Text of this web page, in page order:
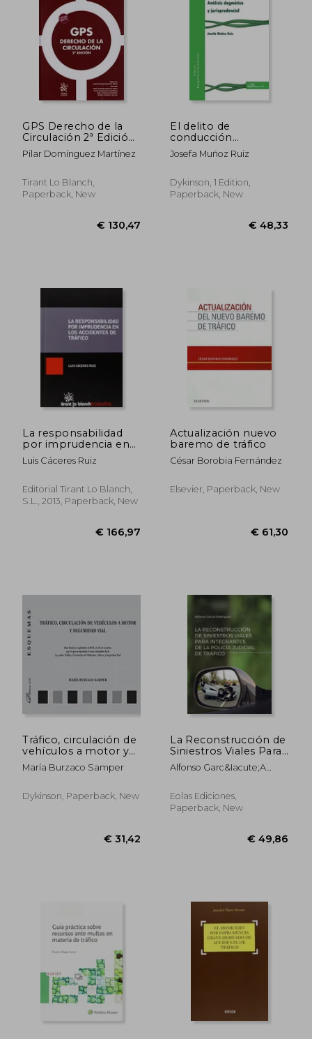
€ 62,97
GPS Derecho de la
Circulación 2ª Edición
2018
Pilar Domínguez Martínez
Tirant Lo Blanch,
Paperback, New
El delito de
conducción
temeraria. Análisis
dogmático y
(Monografías de
Derecho Penal)
Josefa Muñoz Ruiz
Dykinson, 1 Edition,
Paperback, New
La responsabilidad
por imprudencia en
los accidentes de
tráfico (Tratados,
Prácticas Procesales)
Luis Cáceres Ruiz
Editorial Tirant Lo Blanch,
S.L., 2013, Paperback, New
Actualización nuevo
baremo de tráfico
César Borobia Fernández
Elsevier, Paperback, New
Tráfico, circulación de
vehículos a motor y
seguridad vial.
Esquemas.
María Burzaco Samper
Dykinson, Paperback, New
La Reconstrucción de
Siniestros Viales Para
Integrantes de la
Policía Judicial de
Alfonso Garc&Iacute;A
Eolas Ediciones,
Paperback, New